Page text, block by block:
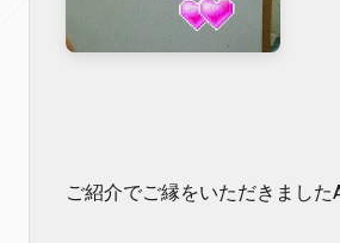
ご紹介でご縁をいただきました